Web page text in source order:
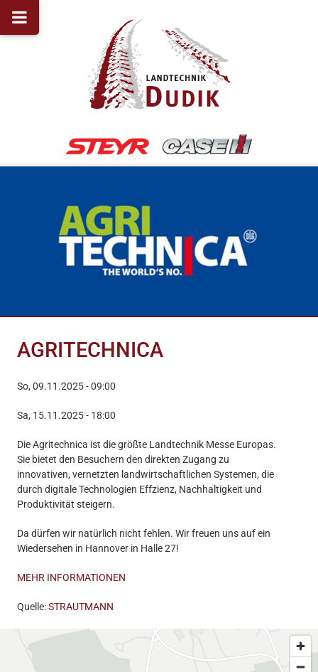
AGRITECHNICA
So, 09.11.2025 - 09:00
Sa, 15.11.2025 - 18:00
Die Agritechnica ist die größte Landtechnik Messe Europas.
Sie bietet den Besuchern den direkten Zugang zu
innovativen, vernetzten landwirtschaftlichen Systemen, die
durch digitale Technologien Effzienz, Nachhaltigkeit und
Produktivität steigern.
Da dürfen wir natürlich nicht fehlen. Wir freuen uns auf ein
Wiedersehen in Hannover in Halle 27!
MEHR INFORMATIONEN
Quelle:STRAUTMANN